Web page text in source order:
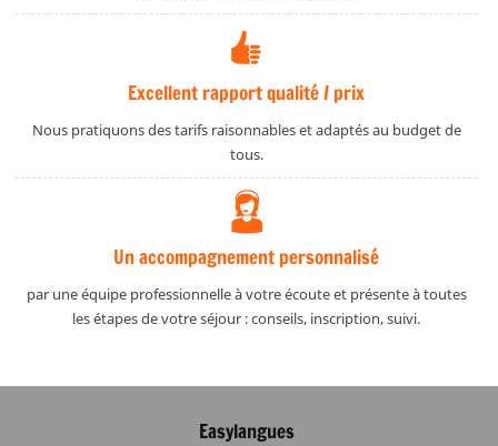
Excellent rapport qualité / prix
Nous pratiquons des tarifs raisonnables et adaptés au budget de
tous.
Un accompagnement personnalisé
par une équipe professionnelle à votre écoute et présente à toutes
les étapes de votre séjour : conseils, inscription, suivi.
Easylangues